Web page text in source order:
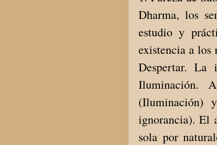
Dharma, los
estudio y
existencia a los
Despertar. La
Iluminación.
(Iluminación)
ignorancia). El
sola por